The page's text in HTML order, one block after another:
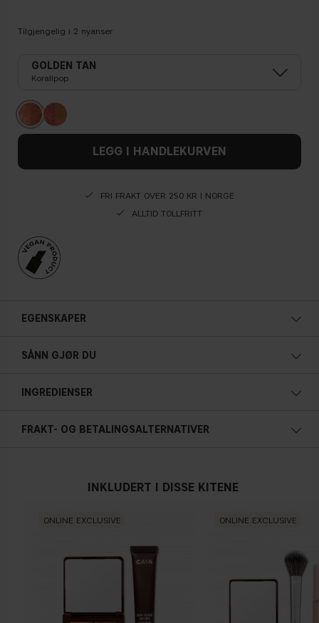
Tilgjengelig i 2 nyanser
GOLDEN TAN
Korallpop
LEGG I HANDLEKURVEN
FRI FRAKT OVER 250 KR I NORGE
ALLTID TOLLFRITT
EGENSKAPER
SÅNN GJØR DU
INGREDIENSER
FRAKT- OG BETALINGSALTERNATIVER
INKLUDERT I DISSE KITENE
ONLINE EXCLUSIVE ONLINE EXCLUSIVE